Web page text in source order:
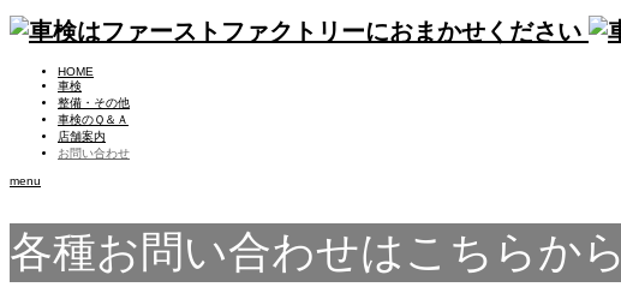
HOME
車検
整備・その他
車検のＱ＆Ａ
店舗案内
お問い合わせ
menu
各種お問い合わせはこちらから